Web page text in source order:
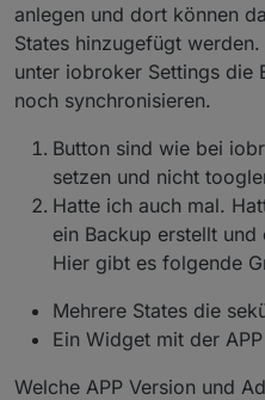
anlegen und dort können
States hinzugefügt
unter iobroker Settings die
noch synchronisieren.
Button sind wie bei
setzen und nicht
Hatte ich auch mal.
ein Backup erstellt
Hier gibt es folgende
Mehrere States die
Ein Widget mit der
Welche APP Version und